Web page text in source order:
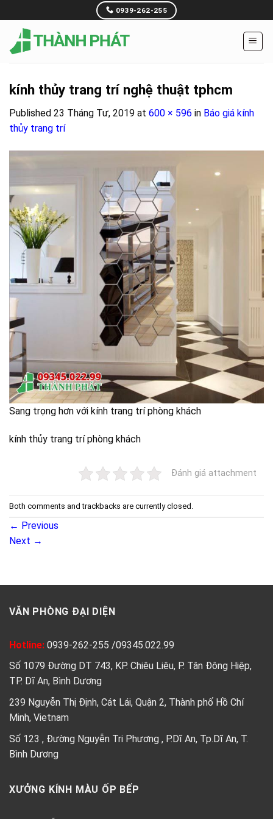
to
content
0939-262-255
kính thủy trang trí nghệ thuật tphcm
Published 23 Tháng Tư, 2019 at 600 × 596 in Báo giá kính
thủy trang trí
Sang trọng hơn với kính trang trí phòng khách
kính thủy trang trí phòng khách
Đánh giá attachment
Both comments and trackbacks are currently closed.
← Previous
Next →
VĂN PHÒNG ĐẠI DIỆN
Hotline: 0939-262-255 /09345.022.99
Số 1079 Đường DT 743, KP. Chiêu Liêu, P. Tân Đông Hiệp,
TP. Dĩ An, Bình Dương
239 Nguyễn Thị Định, Cát Lái, Quận 2, Thành phố Hồ Chí
Minh, Vietnam
Số 123 , Đường Nguyễn Tri Phương , P.Dĩ An, Tp.Dĩ An, T.
Bình Dương
XƯỞNG KÍNH MÀU ỐP BẾP